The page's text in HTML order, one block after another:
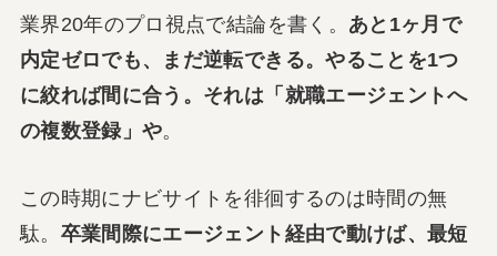
業界20年のプロ視点で結論を書く。 あと1ヶ月で
内定ゼロでも、まだ逆転できる。やることを1つ
に絞れば間に合う。それは「就職エージェントへ
の複数登録」や。
この時期にナビサイトを徘徊するのは時間の無
駄。 卒業間際にエージェント経由で動けば、最短